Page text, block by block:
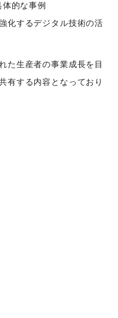
的な事例
化するデジタル技術の活
た生産者の事業成長を目
有する内容となっており